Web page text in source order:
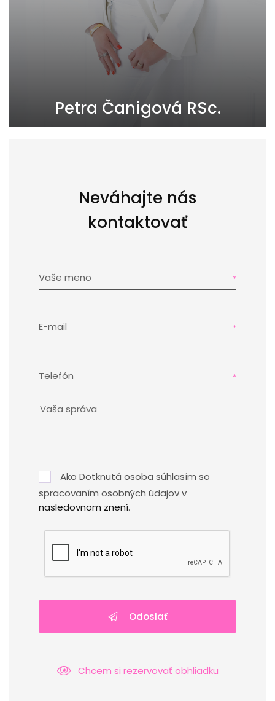
Petra Čanigová RSc.
Neváhajte nás
kontaktovať
Vaše meno
E-mail
Telefón
Ako Dotknutá osoba súhlasím so
spracovaním osobných údajov v
nasledovnom znení.
Odoslať
Chcem si rezervovať obhliadku